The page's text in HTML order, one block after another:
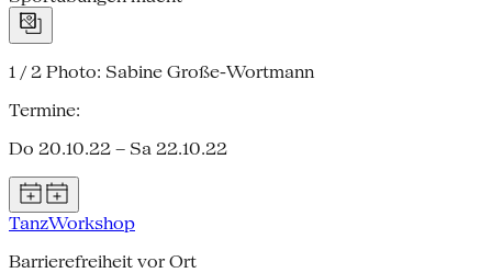
1 / 2 Photo: Sabine Große-Wortmann
Termine:
Do 20.10.22 – Sa 22.10.22
TanzWorkshop
Barrierefreiheit vor Ort